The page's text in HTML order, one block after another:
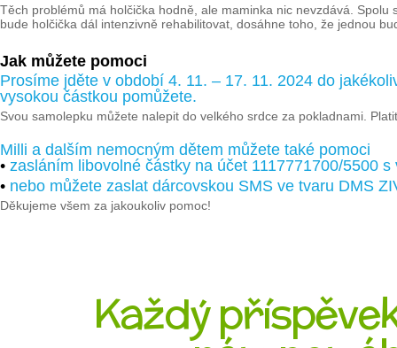
Těch problémů má holčička hodně, ale maminka nic nevzdává.
bude holčička dál intenzivně rehabilitovat, dosáhne toho, že jednou
Jak můžete pomoci
Prosíme jděte v období 4. 11. – 17. 11. 2024 do
vysokou částkou pomůžete.
Svou samolepku můžete nalepit do velkého srdce za pokladnami.
Milli a dalším nemocným dětem můžete také pomoci
• zasláním libovolné částky na účet 1117771700/5500
• nebo můžete zaslat dárcovskou SMS ve tvaru DMS
Děkujeme všem za jakoukoliv pomoc!
Každý